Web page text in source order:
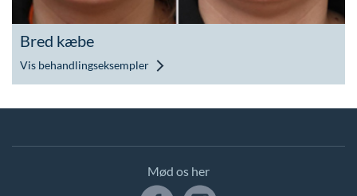
Bred kæbe
Vis behandlingseksempler
Mød os her